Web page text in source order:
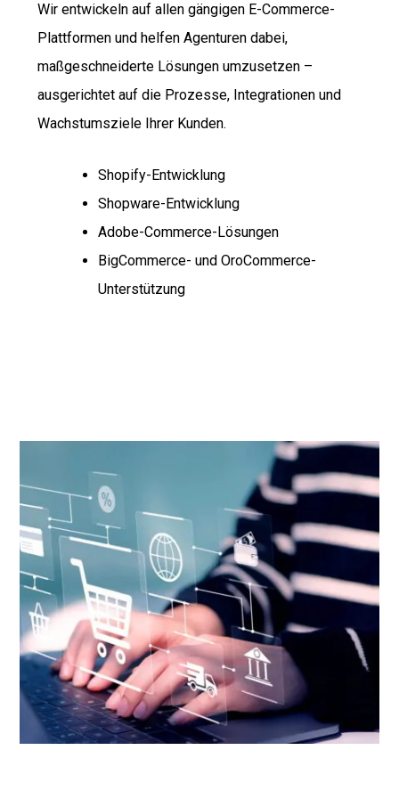
Wir entwickeln auf allen gängigen E-Commerce-
Plattformen und helfen Agenturen dabei,
maßgeschneiderte Lösungen umzusetzen –
ausgerichtet auf die Prozesse, Integrationen und
Wachstumsziele Ihrer Kunden.
Shopify-Entwicklung
Shopware-Entwicklung
Adobe-Commerce-Lösungen
BigCommerce- und OroCommerce-
Unterstützung